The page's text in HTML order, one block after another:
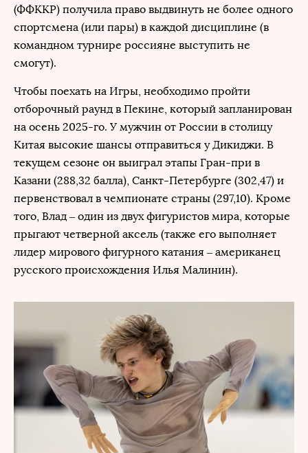
(ФФККР) получила право выдвинуть не более одного
спортсмена (или пары) в каждой дисциплине (в
командном турнире россияне выступить не
смогут).
Чтобы поехать на Игры, необходимо пройти
отборочный раунд в Пекине, который запланирован
на осень 2025-го. У мужчин от России в столицу
Китая высокие шансы отправиться у Дикиджи. В
текущем сезоне он выиграл этапы Гран-при в
Казани (288,32 балла), Санкт-Петербурге (302,47) и
первенствовал в чемпионате страны (297,10). Кроме
того, Влад – один из двух фигуристов мира, которые
прыгают четверной аксель (также его выполняет
лидер мирового фигурного катания – американец
русского происхождения Илья Малинин).